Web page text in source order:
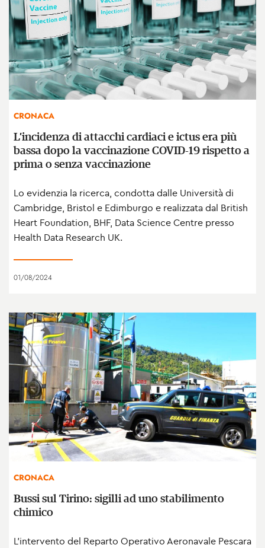
CRONACA
L’incidenza di attacchi cardiaci e ictus era più
bassa dopo la vaccinazione COVID-19 rispetto a
prima o senza vaccinazione
Lo evidenzia la ricerca, condotta dalle Università di
Cambridge, Bristol e Edimburgo e realizzata dal British
Heart Foundation, BHF, Data Science Centre presso
Health Data Research UK.
01/08/2024
CRONACA
Bussi sul Tirino: sigilli ad uno stabilimento
chimico
L'intervento del Reparto Operativo Aeronavale Pescara